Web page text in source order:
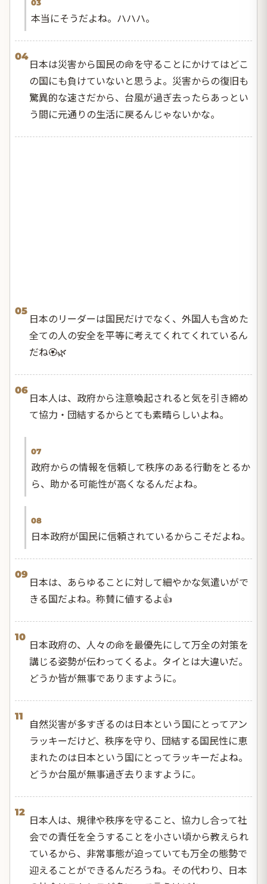
03
本当にそうだよね。ハハハ。
04
日本は災害から国民の命を守ることにかけてはどこ
の国にも負けていないと思うよ。災害からの復旧も
驚異的な速さだから、台風が過ぎ去ったらあっとい
う間に元通りの生活に戻るんじゃないかな。
05
日本のリーダーは国民だけでなく、外国人も含めた
全ての人の安全を平等に考えてくれてくれているん
だね🏵🌿
06
日本人は、政府から注意喚起されると気を引き締め
て協力・団結するからとても素晴らしいよね。
07
政府からの情報を信頼して秩序のある行動をとるか
ら、助かる可能性が高くなるんだよね。
08
日本政府が国民に信頼されているからこそだよね。
09
日本は、あらゆることに対して細やかな気遣いがで
きる国だよね。称賛に値するよ👍
10
日本政府の、人々の命を最優先にして万全の対策を
講じる姿勢が伝わってくるよ。タイとは大違いだ。
どうか皆が無事でありますように。
11
自然災害が多すぎるのは日本という国にとってアン
ラッキーだけど、秩序を守り、団結する国民性に恵
まれたのは日本という国にとってラッキーだよね。
どうか台風が無事過ぎ去りますように。
12
日本人は、規律や秩序を守ること、協力し合って社
会での責任を全うすることを小さい頃から教えられ
ているから、非常事態が迫っていても万全の態勢で
迎えることができるんだろうね。その代わり、日本